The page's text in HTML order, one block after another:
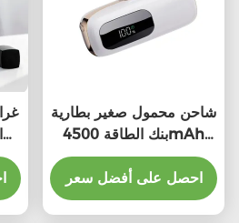
شاحن محمول صغير بطارية
بنك الطاقة 4500mAh
لجهاز iPhone Samsung
احصل على أفضل سعر